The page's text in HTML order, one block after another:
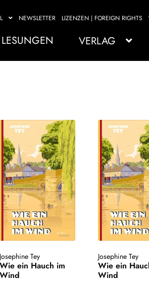
NEWSLETTER LIZENZEN | FOREIGN RIGHTS
LESUNGEN VERLAG
Josephine Tey
Wie ein Hauch im
Wind
Josephine Tey
Wie ein
Wind